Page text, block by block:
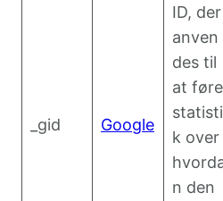
_gid Google
ID, der
anven
des til
at føre
statisti
k over
n den